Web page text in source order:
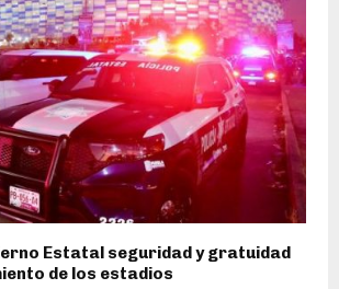
Estatal seguridad y gratuidad
de los estadios